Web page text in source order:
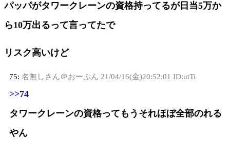
パッパがタワークレーンの資格持ってるが日当5万か
ら10万出るって言ってたで
リスク高いけど
75: 名無しさん＠おーぷん 21/04/16(金)20:52:01 ID:utTi
>>74
タワークレーンの資格ってもうそれほぼ全部のれる
やん